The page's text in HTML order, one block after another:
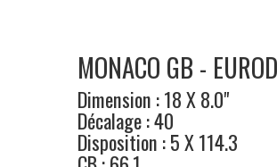
MONACO GB -
Dimension : 18 X 8.0"
Décalage : 40
Disposition : 5 X 114.3